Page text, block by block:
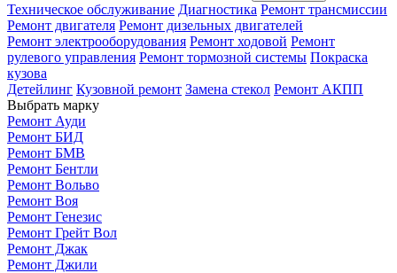
Техническое обслуживание Диагностика Ремонт трансмиссии
Ремонт двигателя Ремонт дизельных двигателей
Ремонт электрооборудования Ремонт ходовой Ремонт
рулевого управления Ремонт тормозной системы Покраска
кузова
Детейлинг Кузовной ремонт Замена стекол Ремонт АКПП
Выбрать марку
Ремонт Ауди
Ремонт БИД
Ремонт БМВ
Ремонт Бентли
Ремонт Вольво
Ремонт Воя
Ремонт Генезис
Ремонт Грейт Вол
Ремонт Джак
Ремонт Джили